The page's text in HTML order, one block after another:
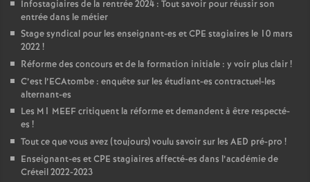
Infostagiaires de la rentrée 2024 : Tout savoir pour réussir son
entrée dans le métier
Stage syndical pour les enseignant-es etCPE stagiaires le 10 mars
2022!
Réforme des concours et de la formation initiale : y voir plus clair!
C’est l’ECAtombe : enquête sur les étudiant-es contractuel-les
alternant-es
Les M1 MEEFcritiquent la réforme et demandent à être respecté-
es !
Tout ce que vous avez (toujours) voulu savoir sur les AED pré-pro !
Enseignant-es etCPE stagiaires affecté-es dans l’académie de
Créteil 2022-2023